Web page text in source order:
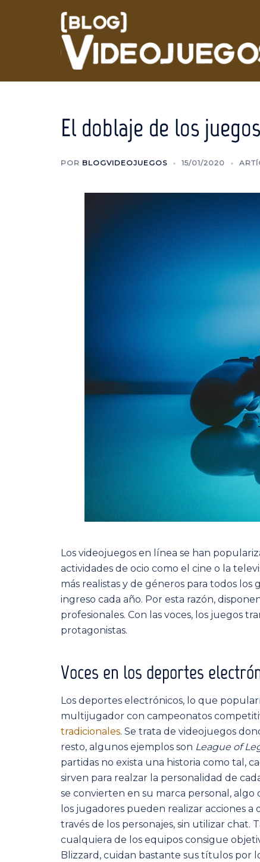
El doblaje de los
POR BLOGVIDEOJUEGOS 15/01/2020
Los videojuegos en línea se han
actividades de ocio como el cine o la
más realistas y de géneros para todos
ingreso cada año. Por esta razón,
profesionales. Con las voces, los juegos
protagonistas.
Voces en los deportes
Los deportes electrónicos, lo que
multijugador con campeonatos
tradicionales. Se trata de videojuegos
resto, algunos ejemplos son League of
partidas no exista una historia como tal,
sirven para realzar la personalidad de
se convierten en su marca personal,
los jugadores pueden realizar acciones
través de los personajes, sin utilizar
cualquiera de los equipos consigue
Blizzard, cuidan bastante sus títulos por